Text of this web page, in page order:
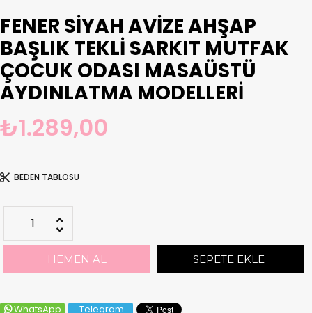
FENER SIYAH AVIZE AHŞAP
BAŞLIK TEKLI SARKIT MUTFAK
ÇOCUK ODASI MASAÜSTÜ
AYDINLATMA MODELLERI
₺1.289,00
BEDEN TABLOSU
WhatsApp Telegram